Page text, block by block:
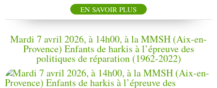
EN SAVOIR PLUS
Mardi 7 avril 2026, à 14h00, à la MMSH (Aix-en-
Provence) Enfants de harkis à l’épreuve des
politiques de réparation (1962-2022)